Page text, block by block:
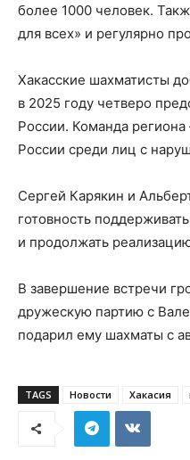
более 1000 человек.
для всех» и регулярно
Хакасские шахматисты
в 2025 году четверо
России. Команда
России среди лиц с
Сергей Карякин и
готовность
и продолжать
В завершение встречи
дружескую партию с
подарил ему шахматы с
TAGS Новости Хакасия